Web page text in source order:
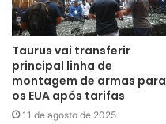
Taurus vai transferir
principal linha de
montagem de armas para
os EUA após tarifas
11 de agosto de 2025